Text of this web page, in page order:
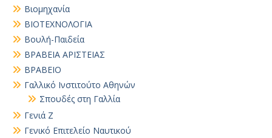
Βιομηχανία
ΒΙΟΤΕΧΝΟΛΟΓΙΑ
Βουλή-Παιδεία
ΒΡΑΒΕΙΑ ΑΡΙΣΤΕΙΑΣ
ΒΡΑΒΕΙΟ
Γαλλικό Ινστιτούτο Αθηνών
Σπουδές στη Γαλλία
Γενιά Ζ
Γενικό Επιτελείο Ναυτικού